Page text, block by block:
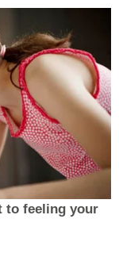
to feeling your